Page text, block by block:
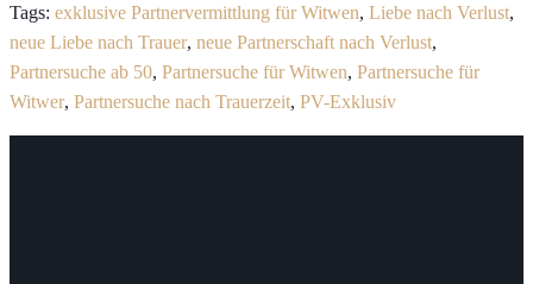
Tags: exklusive Partnervermittlung für Witwen, Liebe nach Verlust,
neue Liebe nach Trauer, neue Partnerschaft nach Verlust,
Partnersuche ab 50, Partnersuche für Witwen, Partnersuche für
Witwer, Partnersuche nach Trauerzeit, PV-Exklusiv